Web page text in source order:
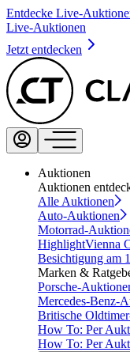
Entdecke Live-
Live-Auktionen
Jetzt entdecken
Auktionen
Auktionen
Alle Auktionen
Auto-Auktionen
Motorrad-
HighlightVienna
Besichtigung am
Marken &
Porsche-
Mercedes-Benz-
Britische
How To: Per
How To: Per